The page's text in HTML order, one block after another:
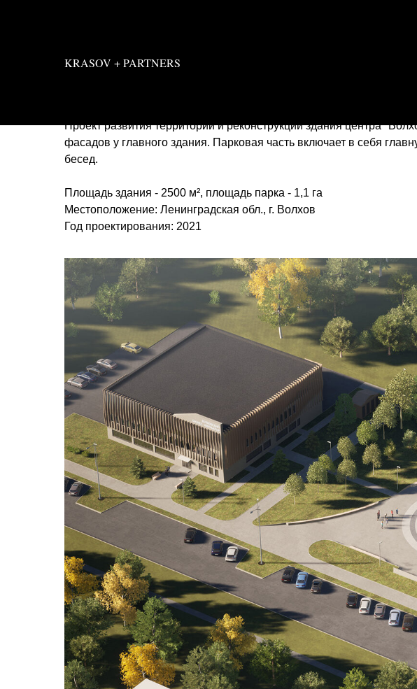
KRASOV + PARTNERS
Проект развития территории и реконструкции здания центра
фасадов у главного здания. Парковая часть включает в себя
бесед.
Площадь здания - 2500 м², площадь парка - 1,1 га
Местоположение: Ленинградская обл., г. Волхов
Год проектирования: 2021